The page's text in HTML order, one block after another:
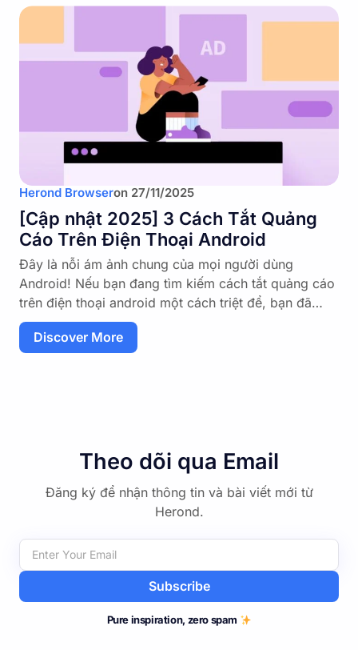
Herond Browseron 27/11/2025
[Cập nhật 2025] 3 Cách Tắt Quảng
Cáo Trên Điện Thoại Android
Đây là nỗi ám ảnh chung của mọi người dùng
Android! Nếu bạn đang tìm kiếm cách tắt quảng cáo
trên điện thoại android một cách triệt để, bạn đã…
Discover More
Theo dõi qua Email
Đăng ký để nhận thông tin và bài viết mới từ
Herond.
Subscribe
Pure inspiration, zero spam